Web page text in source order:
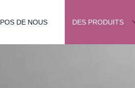
DE NOUS DES PRODUITS